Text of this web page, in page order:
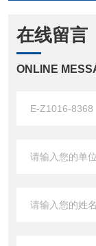
在线留言
ONLINE